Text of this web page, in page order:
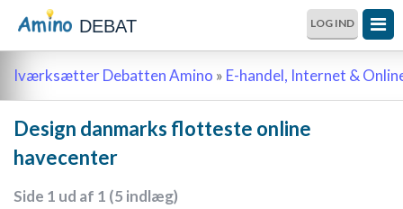
DEBAT LOG IND
Iværksætter Debatten Amino » E-handel, Internet &
Design danmarks flotteste online
havecenter
Side 1 ud af 1 (5 indlæg)